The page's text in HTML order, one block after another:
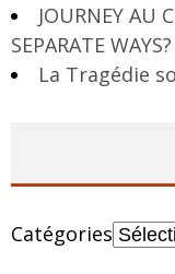
JOURNEY AU
SEPARATE WAYS?
La Tragédie
Catégories